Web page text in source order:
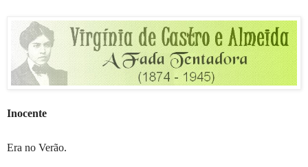
Inocente
Era no Verão.